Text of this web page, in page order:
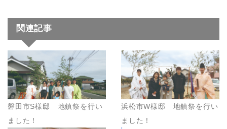
関連記事
磐田市S様邸 地鎮祭を行い
ました！
浜松市W様邸 地鎮祭を行い
ました！